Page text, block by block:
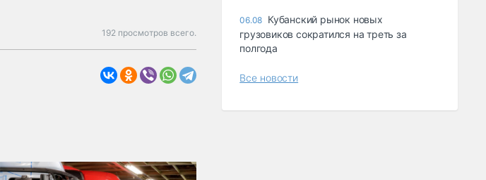
192 просмотров всего.
06.08 Кубанский рынок новых
грузовиков сократился на треть за
полгода
Все новости